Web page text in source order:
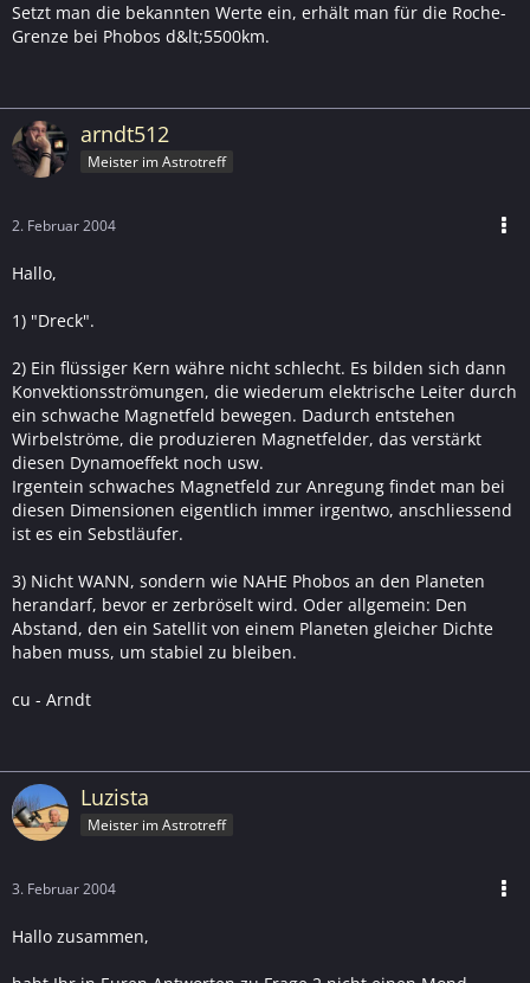
Setzt man die bekannten Werte ein, erhält man für die Roche-
Grenze bei Phobos d&lt;5500km.
arndt512
Meister im Astrotreff
2. Februar 2004
Hallo,
1) "Dreck".
2) Ein flüssiger Kern währe nicht schlecht. Es bilden sich dann
Konvektionsströmungen, die wiederum elektrische Leiter durch
ein schwache Magnetfeld bewegen. Dadurch entstehen
Wirbelströme, die produzieren Magnetfelder, das verstärkt
diesen Dynamoeffekt noch usw.
Irgentein schwaches Magnetfeld zur Anregung findet man bei
diesen Dimensionen eigentlich immer irgentwo, anschliessend
ist es ein Sebstläufer.
3) Nicht WANN, sondern wie NAHE Phobos an den Planeten
herandarf, bevor er zerbröselt wird. Oder allgemein: Den
Abstand, den ein Satellit von einem Planeten gleicher Dichte
haben muss, um stabiel zu bleiben.
cu - Arndt
Luzista
Meister im Astrotreff
3. Februar 2004
Hallo zusammen,